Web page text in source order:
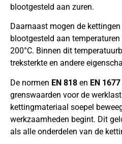
blootgesteld aan zuren.
Daarnaast mogen de
blootgesteld aan temperaturen
200°C. Binnen dit
treksterkte en andere
De normen EN 818 en EN 1677
grenswaarden voor de
kettingmateriaal soepel
werkzaamheden begint. Dit
als alle onderdelen van de